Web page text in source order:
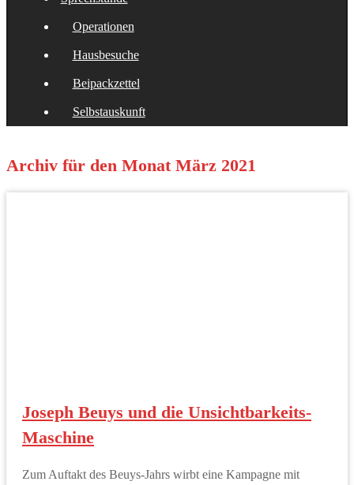
Operationen
Hausbesuche
Beipackzettel
Selbstauskunft
Archiv für den Monat März 2021
Joseph Beuys und die Unsichtbarkeits-
Maschine
Zum Auftakt des Beuys-Jahrs wirbt eine Kampagne mit